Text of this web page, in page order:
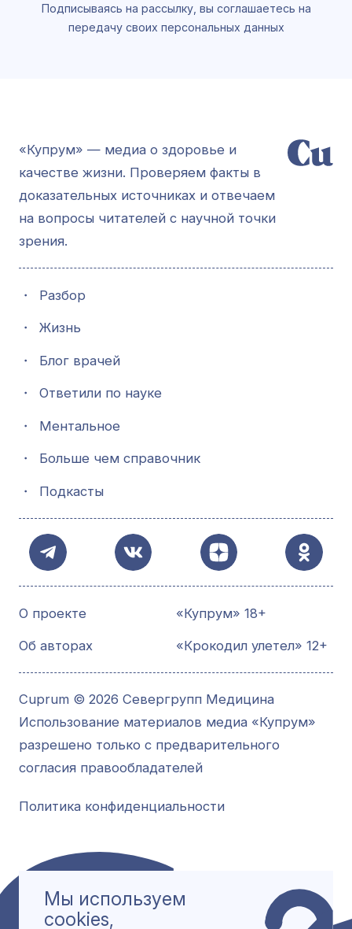
Мы используем
cookies,
Подписываясь на рассылку, вы соглашаетесь на
передачу своих персональных данных
«Купрум» — медиа о здоровье и
качестве жизни. Проверяем факты в
доказательных источниках и отвечаем
на вопросы читателей с научной точки
зрения.
・ Разбор
・ Жизнь
・ Блог врачей
・ Ответили по науке
・ Ментальное
・ Больше чем справочник
・ Подкасты
О проекте
Об авторах
«Купрум» 18+
«Крокодил улетел» 12+
Cuprum © 2026 Севергрупп Медицина
Использование материалов медиа «Купрум»
разрешено только с предварительного
согласия правообладателей
Политика конфиденциальности